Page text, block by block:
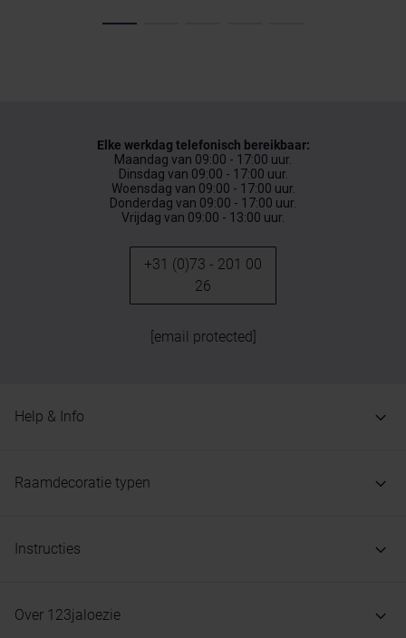
Elke werkdag telefonisch bereikbaar:
Maandag van 09:00 - 17:00 uur.
Dinsdag van 09:00 - 17:00 uur.
Woensdag van 09:00 - 17:00 uur.
Donderdag van 09:00 - 17:00 uur.
Vrijdag van 09:00 - 13:00 uur.
+31 (0)73 - 201 00
26
[email protected]
Help & Info
Raamdecoratie typen
Instructies
Over 123jaloezie